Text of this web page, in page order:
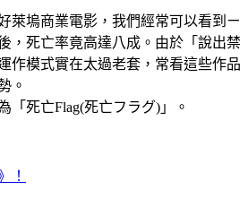
萊塢商業電影，我們經常可以看到ㄧ
，死亡率竟高達八成。由於「說出禁
作模式實在太過老套，常看這些作品
。
「死亡Flag(死亡フラグ)」。
！